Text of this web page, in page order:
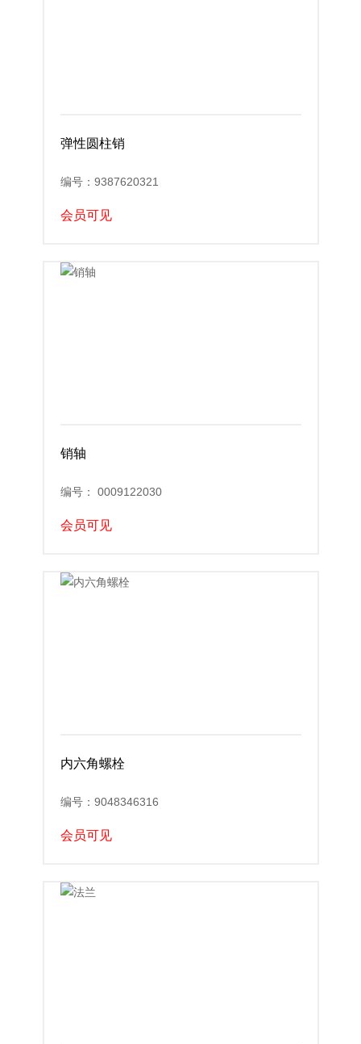
弹性圆柱销
编号：9387620321
会员可见
销轴
编号： 0009122030
会员可见
内六角螺栓
编号：9048346316
会员可见